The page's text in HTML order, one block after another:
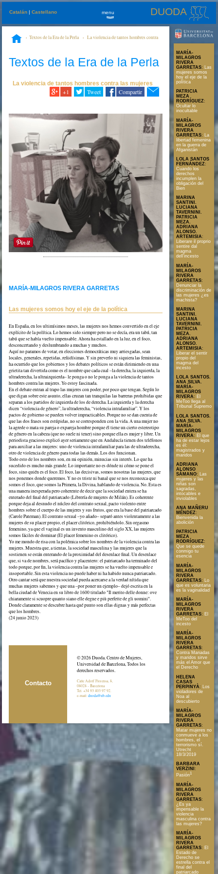
Catalán |Castellano DUODA
menu
»
Textos de la Era de la Perla
La violencia de tantos hombres contra
Textos de la Era de la Perla
La violencia de tantos hombres contra las mujeres
+1 Tweet Compartir
MARÍA-MILAGROS RIVERA GARRETAS
Las mujeres somos hoy el eje de la política
En España, en los ultimísimos meses, las mujeres nos hemos convertido en el eje
explícito de la política. Lo hemos sido siempre pero no se decía, era un tabú, tan
tabú que se había vuelto impensable. Ahora ha estallado en la luz, en el foco,
desconcertando y deslumbrando a muchas y muchos.
Aquí no paramos de votar, en elecciones democráticas muy arriesgadas, sean
locales, generales, repetidas, reñidísimas. Y sin preverlo ni siquiera las feministas,
ha ocurrido que los gobiernos y los debates políticos se están dirimiendo en una
grietita tan divertida como es el nombre que cada cual –la derecha, la izquierda, la
ultraderecha, la ultraizquierda– le ponga o no le ponga a la violencia de tantos
hombres contra las mujeres. Yo estoy fascinada.
En el debate entran al trapo las mujeres con poder, por poco que tengan. Según lo
que digan sobre este asunto, ellas cruzan tan tranquilas las barreras prohibidas que
separan a los partidos de izquierda de los de derecha. La izquierda y la derecha
dicen “violencia de género”, la ultraderecha, “violencia intrafamiliar”. Y los
pactos de gobierno se pueden volver impracticables. Porque no se dan cuenta de
que las dos frases son estúpidas, no se corresponden con la vida. A una mujer no
la agrede o mata su pareja o expareja hombre porque él tiene un cierto estereotipo
de género en la cabeza (que no suele ni tener) sino porque ella es mujer y libre. Un
periodista gracioso explicó ayer seriamente que en Andalucía tienen dos teléfonos
para auxiliar a las mujeres: uno de violencia intrafamiliar para las de ultraderecha,
otro de violencia de género para todas las demás. Los dos funcionan.
Todo esto de los nombres son, en mi opinión, minucias sin interés. Lo que ha
sucedido es mucho más grande. Lo importante no es dónde ni cómo se pone el
foco, sino quién es el foco. El foco, las decisivas, somos nosotras las mujeres, que
nos ponemos donde queremos. Y no es triste ni banal que se nos reconozca que
somos el foco, que somos la Primera, la Divina, hablando de violencia. No. Esta es
una manera inesperada pero coherente de decir que la sociedad entera se ha
enterado del final del patriarcado (Librería de mujeres de Milán). Es coherente
porque deja al desnudo el núcleo del contrato sexual, pacto violento entre
hombres sobre el cuerpo de las mujeres y sus frutos, que era la base del patriarcado
(Carole Pateman). El contrato sexual –yo añado– separó antes violentamente a las
mujeres de su placer propio, el placer clitórico, prohibiéndolo. Sin orgasmo
femenino, ya que el vaginal es un invento masculino del siglo XX, las mujeres
somos fáciles de dominar (El placer femenino es clitórico).
Yo me mondo de risa con la polémica sobre los nombres de la violencia contra las
mujeres. Muestra que, a tientas, la sociedad masculina y las mujeres que la
sostienen se están enterando de la proximidad del desenlace final. Un desenlace
que, si va de nombres, será pacífico y placentero: el patriarcado ha terminado del
todo porque, por fin, la violencia contra las mujeres se ha vuelto impensable e
insoportable. Sin esta violencia no puede haber ni ha habido nunca patriarcado.
Otro cantar será que nuestra sociedad pueda acercarse a la verdad nítida que
muchas mujeres sabemos y que una –por poner un ejemplo– dejó escrita en la
bella ciudad de Venecia en su libro de 1600 titulado "Il merito delle donne: ove
chiaramente si scuopre quanto siano elle degne e più perfette de gli uomini".
Donde claramente se descubre hasta qué punto son ellas dignas y más perfectas
que los hombres.
(24 junio 2023)
Contacto
© 2026 Duoda. Centro de Mujeres,
Universidad de Barcelona, Todos los
derechos reservados.
Calle Adolf Florensa, 8,
08028 - Barcelona
Tel. +34 93 403 97 92.
e-mail:duoda@ub.edu
MARÍA-
MILAGROS
RIVERA
GARRETAS: Las
mujeres somos
hoy el eje de la
política
PATRICIA
MEZA
RODRÍGUEZ:
Ocultar lo
inocultable
MARÍA-
MILAGROS
RIVERA
GARRETAS:
La
libertad femenina
en la guerra de
Afganistán
LOLA SANTOS
FERNÁNDEZ:
Cuando los
derechos
incumplen la
obligación del
Bien
MARINA
SANTINI.
LUCIANA
TAVERNINI.
PATRICIA
MEZA.
ADRIANA
ALONSO.
ARTEMISIA:
Liberare il proprio
sentire dal
magma
dell’incesto
MARÍA-
MILAGROS
RIVERA
GARRETAS:
Denunciar la
discriminación de
las mujeres ¿es
machista?
MARINA
SANTINI.
LUCIANA
TAVERNINI.
PATRICIA
MEZA.
ADRIANA
ALONSO.
ARTEMISIA:
Liberar el sentir
propio del
magma del
incesto
LOLA SANTOS.
ANA SILVA.
MARÍA-
MILAGROS
RIVERA: El
MeToo llega al
Tribunal Supremo
LOLA SANTOS.
ANA SILVA.
MARÍA-
MILAGROS
RIVERA: El que
ha de estar lejos
es él:
magistrados y
maridos
ADRIANA
ALONSO
SÁMANO:
Las
mujeres y las
niñas son
sagradas,
intocables e
inviolables
ANA MAÑERU
MÉNDEZ:
Bienvenida la
abolición
PATRICIA
MEZA
RODRÍGUEZ:
Que se quede
conmigo tu
esencia
MARÍA-
MILAGROS
RIVERA
GARRETAS:
Lo
que es voluntaria
es la vaginalidad
MARÍA-
MILAGROS
RIVERA
GARRETAS: El
MeToo del
incesto
MARÍA-
MILAGROS
RIVERA
GARRETAS:
Contra Manadas
y maridos sirve
más el Amor que
el Derecho
HELENA
CASAS
PERPINYÀ:
Los
violadores de
Noa al
descubierto
MARÍA-
MILAGROS
RIVERA
GARRETAS:
Matar mujeres no
conmueve a los
hombres, el
terrorismo sí.
Utrecht
18/3/2019
BARBARA
VERZINI :
Pasión1
MARÍA-
MILAGROS
RIVERA
GARRETAS:
¿Es ya
impensable la
violencia
masculina contra
las mujeres?
MARÍA-
MILAGROS
RIVERA
GARRETAS: El
Estado de
Derecho se
estrella contra el
final del
patriarcado